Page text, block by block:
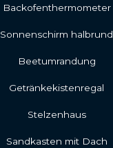
Backofenthermometer
Sonnenschirm halbrund
Beetumrandung
Getränkekistenregal
Stelzenhaus
Sandkasten mit Dach